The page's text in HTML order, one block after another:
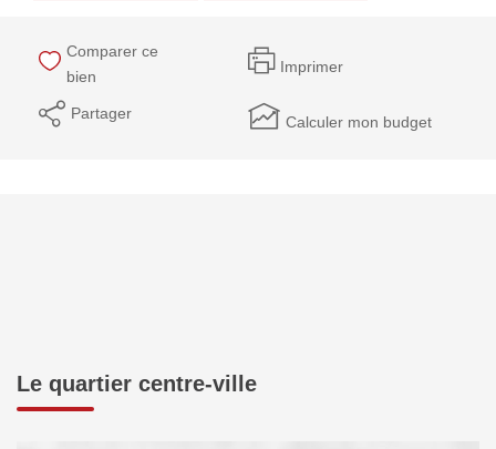
Nos Partenaires
Nous Rejoindre
Espace Dossier Location
Comparer ce
bien
Imprimer
Partager Calculer mon budget
Le quartier centre-ville